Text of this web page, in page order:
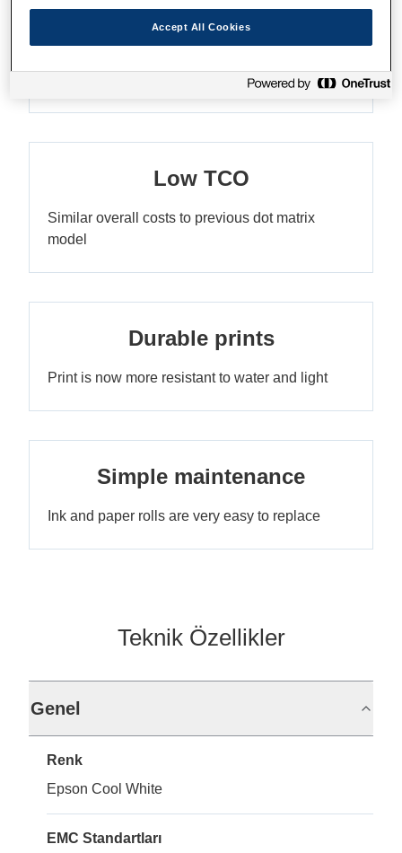
Versatile inkjet POS printer
Faster, better quality and more versatile
Low TCO
Similar overall costs to previous dot matrix
model
Durable prints
Print is now more resistant to water and light
Simple maintenance
Ink and paper rolls are very easy to replace
Teknik Özellikler
Genel
Renk
Epson Cool White
EMC Standartları
Accept All Cookies